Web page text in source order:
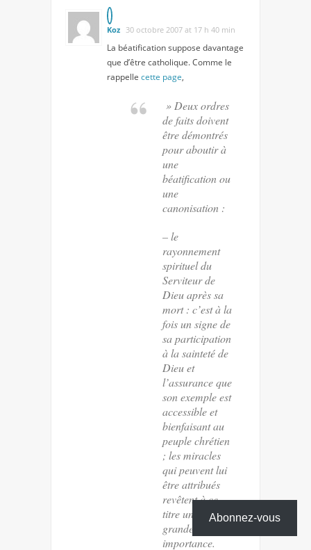
Koz 30 octobre 2007 at 17 h 40 min
La béatification suppose davantage
que d’être catholique. Comme le
rappelle cette page,
» Deux ordres
de faits doivent
être démontrés
pour aboutir à
une
béatification ou
une
canonisation :
– le
rayonnement
spirituel du
Serviteur de
Dieu après sa
mort : c’est à la
fois un signe de
sa participation
à la sainteté de
Dieu et
l’assurance que
son exemple est
accessible et
bienfaisant au
peuple chrétien
; les miracles
qui peuvent lui
être attribués
revêtent à ce
titre une
grande
importance.
Abonnez-vous